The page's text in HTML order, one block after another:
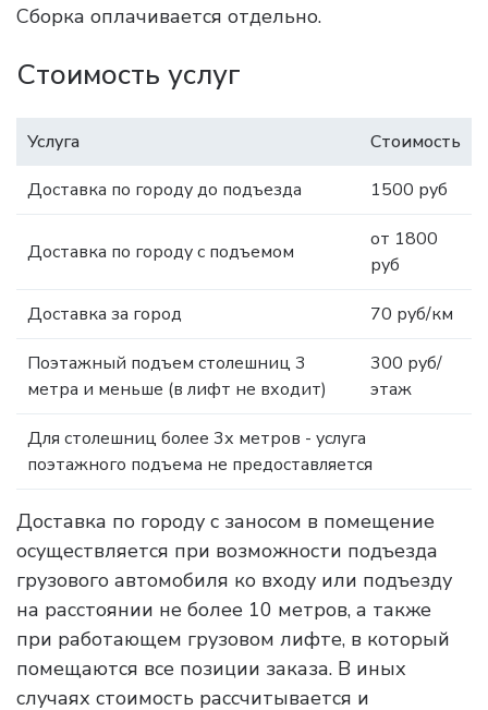
Сборка оплачивается отдельно.
Стоимость услуг
Услуга
Стоимость
Доставка по городу до подъезда
1500 руб
Доставка по городу с подъемом
от 1800
руб
Доставка за город 70 руб/км
Поэтажный подъем столешниц 3
метра и меньше (в лифт не входит)
300 руб/
этаж
Для столешниц более 3х метров - услуга
поэтажного подъема не предоставляется
Доставка по городу с заносом в помещение
осуществляется при возможности подъезда
грузового автомобиля ко входу или подъезду
на расстоянии не более 10 метров, а также
при работающем грузовом лифте, в который
помещаются все позиции заказа. В иных
случаях стоимость рассчитывается и